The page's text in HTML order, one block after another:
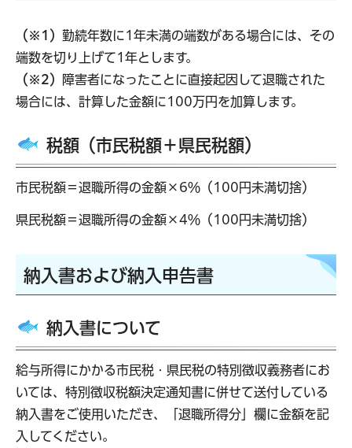
（※1） 勤続年数に1年未満の端数がある場合には、その
端数を切り上げて1年とします。
（※2）
障害者になったことに直接起因して退職された
場合には、計算した金額に100万円を加算します。
税額（市民税額＋県民税額）
市民税額＝退職所得の金額×6％（100円未満切捨）
県民税額＝退職所得の金額×4％（100円未満切捨）
納入書および納入申告書
納入書について
給与所得にかかる市民税・県民税の特別徴収義務者にお
いては、特別徴収税額決定通知書に併せて送付している
納入書をご使用いただき、「退職所得分」欄に金額を記
入してください。